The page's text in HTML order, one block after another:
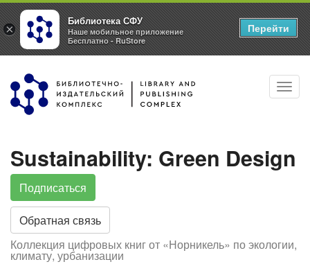
Перейти
основному
Sustainability: Green Design
Подписаться
Обратная связь
Коллекция цифровых книг от «Норникель» по экологии,
климату, урбанизации
×
Библиотека СФУ
Наше мобильное приложение
Бесплатно - RuStore
Перейти